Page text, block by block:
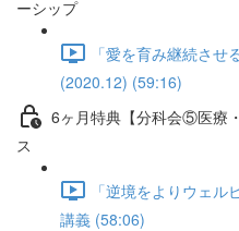
ーシップ
「愛を育み継続さ
(2020.12) (59:16)
6ヶ月特典【分科会⑤医療
ス
「逆境をよりウェ
講義 (58:06)